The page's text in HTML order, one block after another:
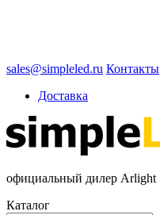
sales@simpleled.ru Контакты
Доставка
официальный дилер Arlight
Каталог